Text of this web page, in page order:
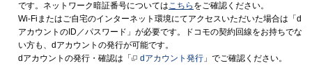
です。ネットワーク暗証番号についてはこちら をご確認ください。
Wi-Fiまたはご自宅のインターネット環境にてアクセスいただいた場合は「d
アカウントのID／パスワード」が必要です。ドコモの契約回線をお持ちでな
い方も、dアカウントの発行が可能です。
dアカウントの発行・確認は「
dアカウント発行 」でご確認ください。